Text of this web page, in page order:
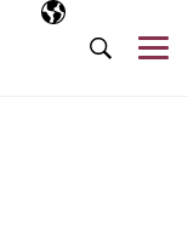
Seçili dil
TR
Arama